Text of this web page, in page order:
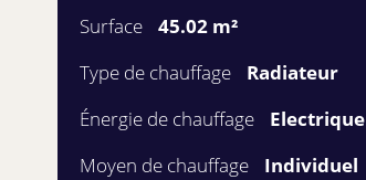
Surface
45.02 m²
Type de chauffage
Radiateur
Énergie de chauffage
Electrique
Moyen de chauffage
Individuel